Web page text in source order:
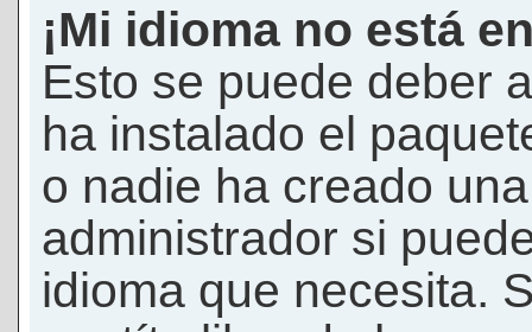
¡Mi idioma no está
Esto se puede deber
ha instalado el
o nadie ha creado
administrador si
idioma que necesita.